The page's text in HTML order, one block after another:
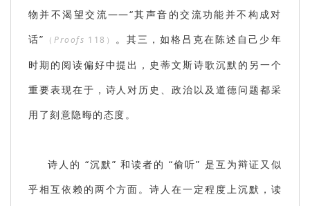
物并不渴望交流——“其声音的交流功能并不构成对
话” （Proofs 118）
。其三，如格吕克在陈述自己少年
时期的阅读偏好中提出，史蒂文斯诗歌沉默的另一个
重要表现在于，诗人对历史、政治以及道德问题都采
用了刻意隐晦的态度。
诗人的 “沉默” 和读者的 “偷听” 是互为辩证又似
乎相互依赖的两个方面。诗人在一定程度上沉默，读